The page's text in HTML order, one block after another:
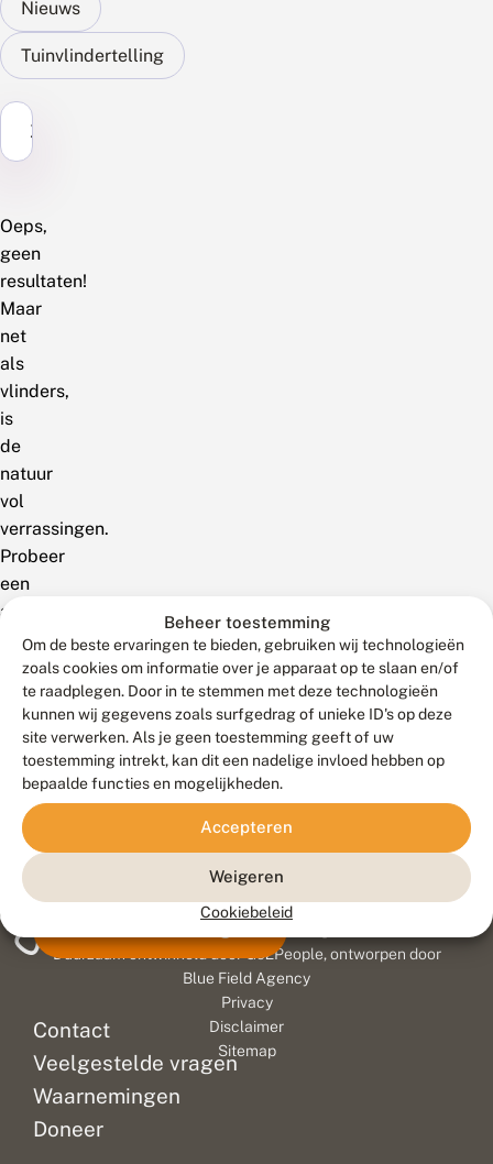
Beheer toestemming
Om de beste ervaringen te bieden, gebruiken wij technologieën
zoals cookies om informatie over je apparaat op te slaan en/of
te raadplegen. Door in te stemmen met deze technologieën
kunnen wij gegevens zoals surfgedrag of unieke ID's op deze
site verwerken. Als je geen toestemming geeft of uw
toestemming intrekt, kan dit een nadelige invloed hebben op
bepaalde functies en mogelijkheden.
Accepteren
Weigeren
Cookiebeleid
Nieuws
Tuinvlindertelling
Zoek...
Oeps,
geen
resultaten!
Maar
net
als
vlinders,
is
de
natuur
vol
verrassingen.
Probeer
een
andere
zoekterm!
Contact
Veelgestelde vragen
Waarnemingen
Doneer
Duurzaam ontwikkeld door
Go2People, ontworpen door
Blue Field Agency
Privacy
Disclaimer
Sitemap